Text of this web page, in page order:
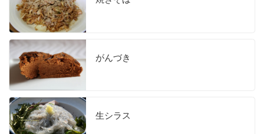
がんづき
生シラス